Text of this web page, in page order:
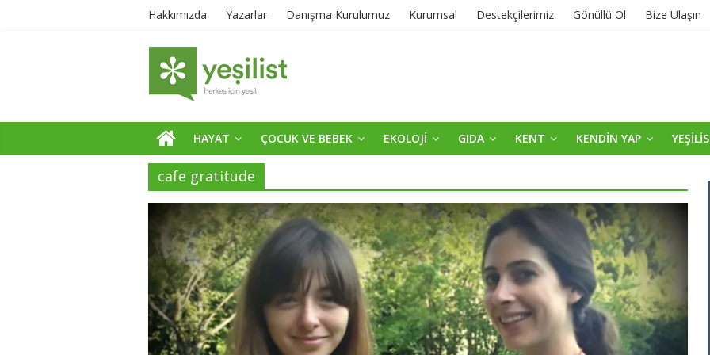
Hakkımızda Yazarlar Danışma Kurulumuz Kurumsal Destekçilerimiz Gönüllü Ol Bize Ulaşın
HAYAT ÇOCUK VE BEBEK EKOLOJİ GIDA KENT KENDİN YAP
cafe gratitude